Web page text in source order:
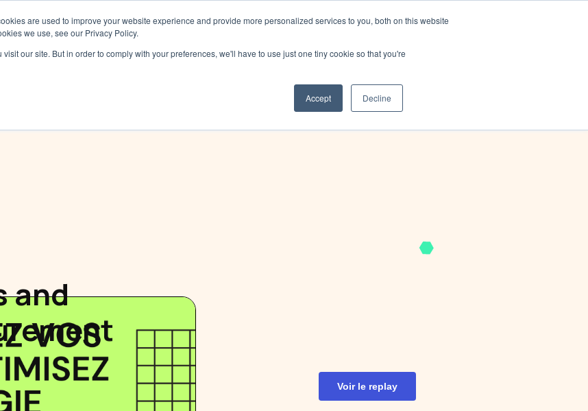
are used to improve your website experience and provide more personalized services to you, both on this website
we use, see our Privacy Policy.
our site. But in order to comply with your preferences, we'll have to use just one tiny cookie so that you're
Accept Decline
Services Tarifs Ressources À propos Blog Language
and
Voir le replay